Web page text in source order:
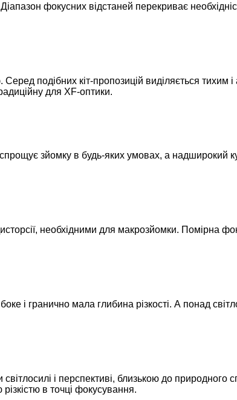
фокусних відстаней перекриває
подібних кіт-пропозицій виділяється тихим
для XF-оптики.
спрощує зйомку в будь-яких умовах, а надширокий
необхідними для макрозйомки. Помірна
і гранично мала глибина різкості. А понад
і перспективі, близькою до природного
в точці фокусування.